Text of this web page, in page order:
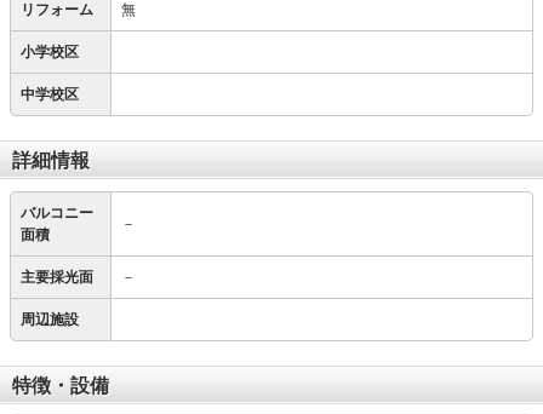
リフォーム 無
小学校区
中学校区
詳細情報
バルコニー
面積
－
主要採光面 －
周辺施設
特徴・設備